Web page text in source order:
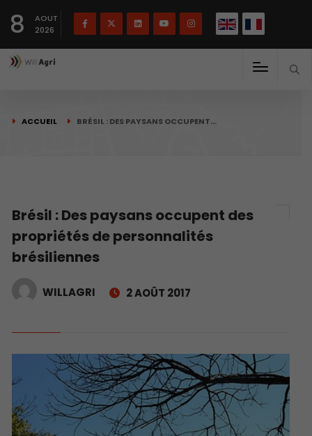
8
AOUT
2026
ACCUEIL BRÉSIL : DES PAYSANS OCCUPENT…
Brésil : Des paysans occupent des
propriétés de personnalités
brésiliennes
WILLAGRI 2 AOÛT 2017
Français English(English)